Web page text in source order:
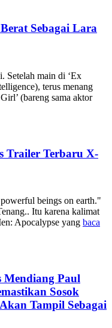
Sebagai Lara
Setelah main di ‘Ex
terus menang
(bareng sama aktor
Trailer Terbaru X-
beings on earth."
Itu karena kalimat
Apocalypse yang baca
Mendiang Paul
Sosok
Tampil Sebagai